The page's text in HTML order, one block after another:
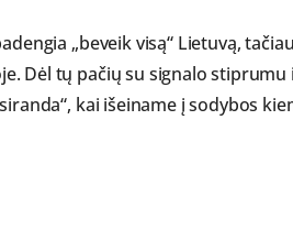
„beveik visą“ Lietuvą,
Dėl tų pačių su signalo
kai išeiname į sodybos